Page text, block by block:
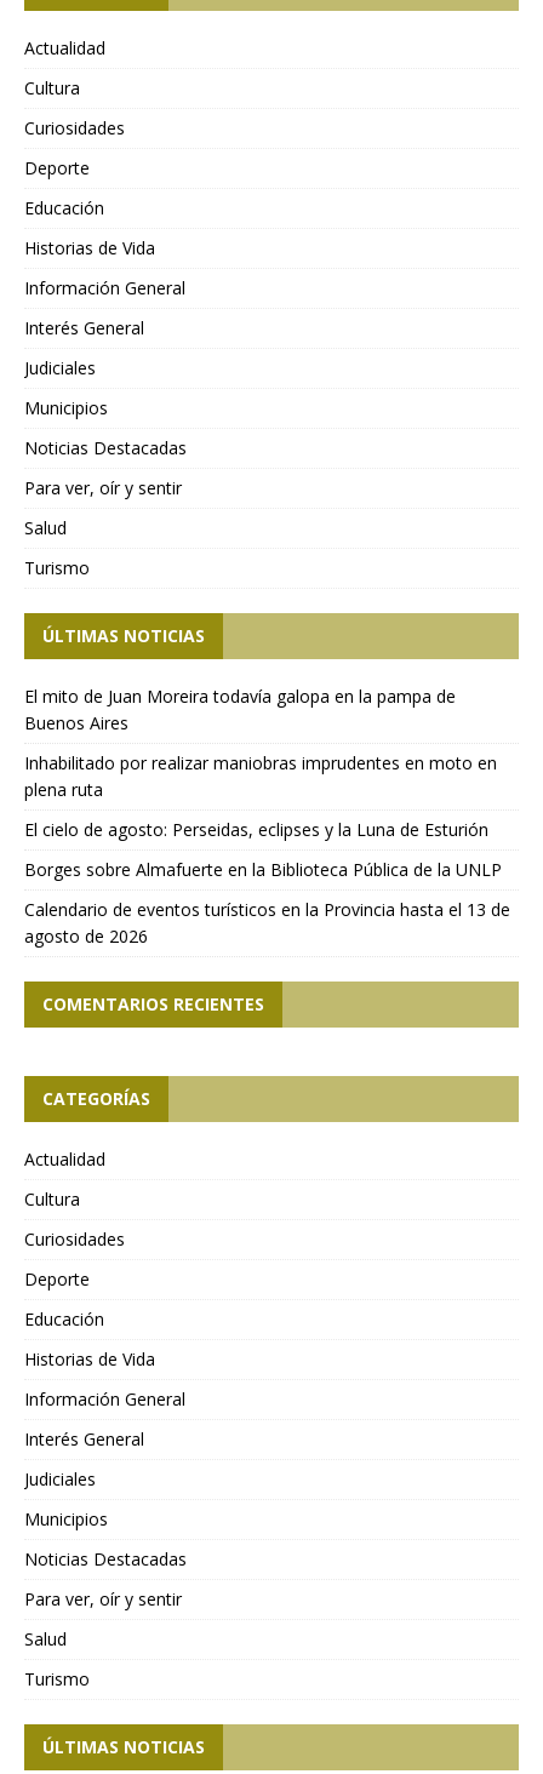
Actualidad
Cultura
Curiosidades
Deporte
Educación
Historias de Vida
Información General
Interés General
Judiciales
Municipios
Noticias Destacadas
Para ver, oír y sentir
Salud
Turismo
ÚLTIMAS NOTICIAS
El mito de Juan Moreira todavía galopa en la pampa de
Buenos Aires
Inhabilitado por realizar maniobras imprudentes en moto en
plena ruta
El cielo de agosto: Perseidas, eclipses y la Luna de Esturión
Borges sobre Almafuerte en la Biblioteca Pública de la UNLP
Calendario de eventos turísticos en la Provincia hasta el 13 de
agosto de 2026
COMENTARIOS RECIENTES
CATEGORÍAS
Actualidad
Cultura
Curiosidades
Deporte
Educación
Historias de Vida
Información General
Interés General
Judiciales
Municipios
Noticias Destacadas
Para ver, oír y sentir
Salud
Turismo
ÚLTIMAS NOTICIAS